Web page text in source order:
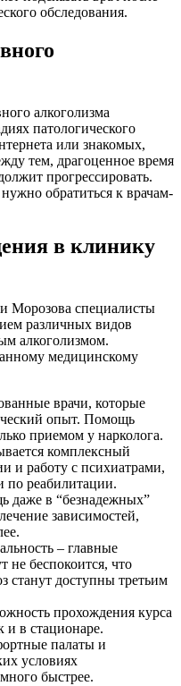
обследования.
алкоголизма
патологического
или знакомых,
тем, драгоценное время
прогрессировать.
обратиться к врачам-
в клинику
Морозова специалисты
различных видов
алкоголизмом.
медицинскому
врачи, которые
опыт. Помощь
приемом у нарколога.
комплексный
и работу с психиатрами,
по реабилитации.
даже в “безнадежных”
зависимостей,
– главные
беспокоится, что
станут доступны третьим
прохождения курса
и в стационаре.
палаты и
условиях
быстрее.